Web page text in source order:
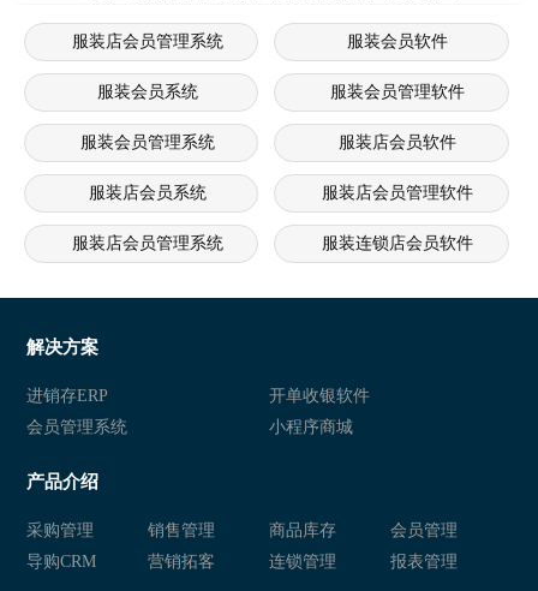
服装店会员管理系统 服装会员软件
服装会员系统 服装会员管理软件
服装会员管理系统 服装店会员软件
服装店会员系统 服装店会员管理软件
服装店会员管理系统 服装连锁店会员软件
服装连锁店会员管理系统
服装行业会员系统 服装行业会员管理软件
服装会员系统
解决方案
进销存ERP
开单收银软件
会员管理系统
小程序商城
产品介绍
采购管理 销售管理 商品库存
会员管理
导购CRM
营销拓客 连锁管理 报表管理